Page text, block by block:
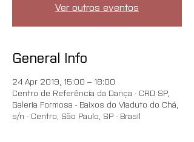
Ver outros eventos
General Info
24 Apr 2019, 15:00 – 18:00
Centro de Referência da Dança - CRD SP,
Galeria Formosa - Baixos do Viaduto do Chá,
s/n - Centro, São Paulo, SP - Brasil